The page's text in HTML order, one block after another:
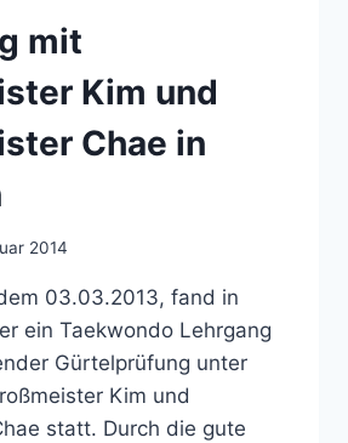
mit
Kim und
Chae in
2014
03.03.2013, fand in
ein Taekwondo Lehrgang
Gürtelprüfung unter
Kim und
statt. Durch die gute